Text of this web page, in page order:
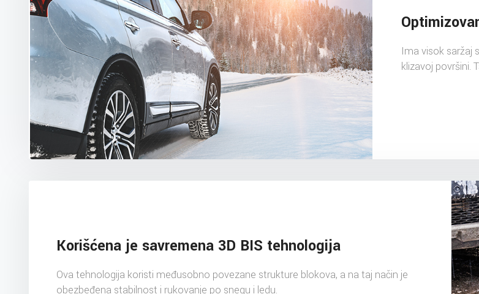
Ima visok saržaj
klizavoj površini.
Korišćena je savremena 3D BIS tehnologija
Ova tehnologija koristi međusobno povezane strukture blokova, a na taj način je
obezbeđena stabilnost i rukovanje po snegu i ledu.